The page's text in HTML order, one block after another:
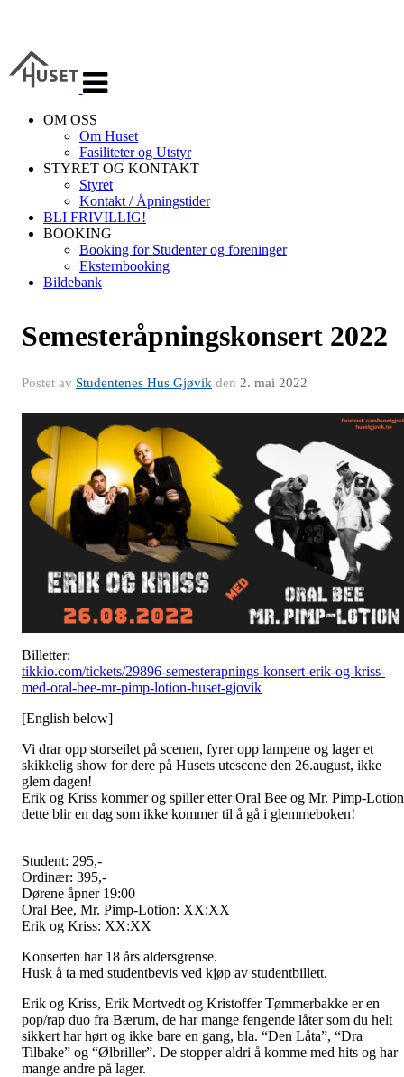
navigasjon
OM OSS
Om Huset
Fasiliteter og Utstyr
STYRET OG KONTAKT
Styret
Kontakt / Åpningstider
BLI FRIVILLIG!
BOOKING
Booking for Studenter og foreninger
Eksternbooking
Bildebank
Semesteråpningskonsert 2022
Postet av Studentenes Hus Gjøvik den 2. mai 2022
Billetter:
tikkio.com/tickets/29896-semesterapnings-konsert-erik-og-kriss-
med-oral-bee-mr-pimp-lotion-huset-gjovik
[English below]
Vi drar opp storseilet på scenen, fyrer opp lampene og lager et
skikkelig show for dere på Husets utescene den 26.august, ikke
glem dagen!
Erik og Kriss kommer og spiller etter Oral Bee og Mr. Pimp-
dette blir en dag som ikke kommer til å gå i glemmeboken!
Student: 295,-
Ordinær: 395,-
Dørene åpner 19:00
Oral Bee, Mr. Pimp-Lotion: XX:XX
Erik og Kriss: XX:XX
Konserten har 18 års aldersgrense.
Husk å ta med studentbevis ved kjøp av studentbillett.
Erik og Kriss, Erik Mortvedt og Kristoffer Tømmerbakke er en
pop/rap duo fra Bærum, de har mange fengende låter som du helt
sikkert har hørt og ikke bare en gang, bla. “Den Låta”, “Dra
Tilbake” og “Ølbriller”. De stopper aldri å komme med hits og har
mange andre på lager.